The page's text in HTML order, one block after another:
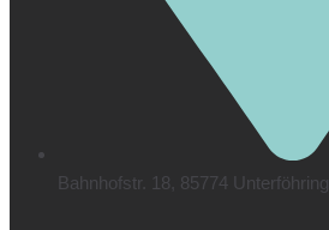
Bahnhofstr. 18, 85774 Unterföhring